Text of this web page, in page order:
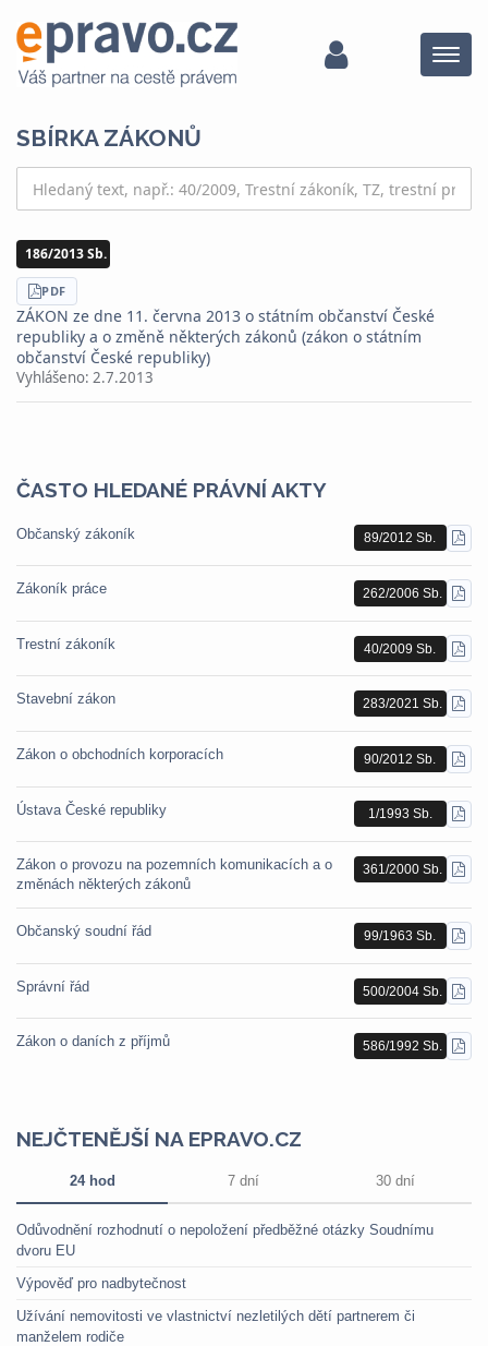
Menu
SBÍRKA ZÁKONŮ
186/2013 Sb.
STÁHNOUT
PDF
ZÁKON ze dne 11. června 2013 o státním občanství České
republiky a o změně některých zákonů (zákon o státním
občanství České republiky)
Vyhlášeno: 2.7.2013
ČASTO HLEDANÉ PRÁVNÍ AKTY
Občanský zákoník 89/2012 Sb.
PDF
Zákoník práce 262/2006 Sb.
PDF
Trestní zákoník 40/2009 Sb.
PDF
Stavební zákon 283/2021 Sb.
PDF
Zákon o obchodních korporacích 90/2012 Sb.
PDF
Ústava České republiky 1/1993 Sb.
PDF
Zákon o provozu na pozemních komunikacích a o
změnách některých zákonů
361/2000 Sb.
PDF
Občanský soudní řád 99/1963 Sb.
PDF
Správní řád 500/2004 Sb.
PDF
Zákon o daních z příjmů 586/1992 Sb.
PDF
NEJČTENĚJŠÍ NA EPRAVO.CZ
24 hod 7 dní 30 dní
Odůvodnění rozhodnutí o nepoložení předběžné otázky Soudnímu
dvoru EU
Výpověď pro nadbytečnost
Užívání nemovitosti ve vlastnictví nezletilých dětí partnerem či
manželem rodiče